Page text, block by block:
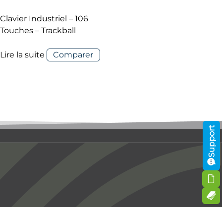
Clavier Industriel – 106
Touches – Trackball
Lire la suite Comparer
Support